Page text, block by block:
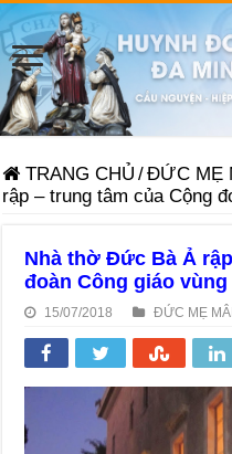
TRANG CHỦ /ĐỨC MẸ
rập – trung tâm của Cộng
Nhà thờ Đức Bà Ả
đoàn Công giáo vùng
15/07/2018 ĐỨC MẸ